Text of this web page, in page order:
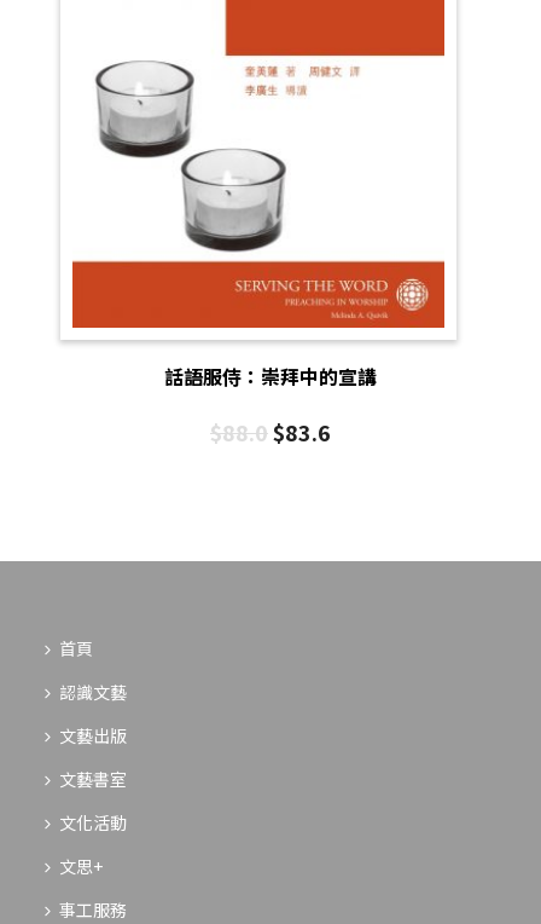
話語服侍：崇拜中的宣講
$88.0$83.6
首頁
認識文藝
文藝出版
文藝書室
文化活動
文思+
事工服務